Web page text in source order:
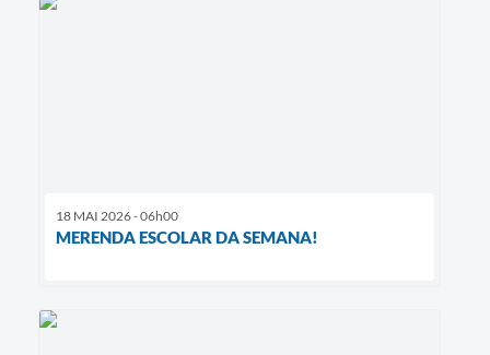
18 MAI 2026 - 06h00
MERENDA ESCOLAR DA SEMANA!